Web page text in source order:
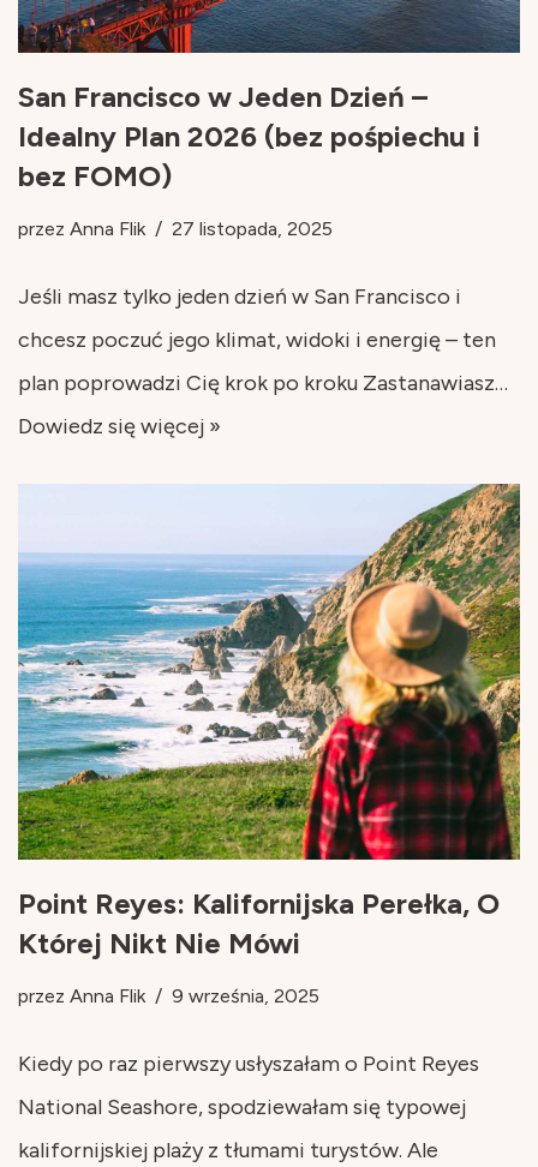
San Francisco w Jeden Dzień –
Idealny Plan 2026 (bez pośpiechu i
bez FOMO)
przez Anna Flik 27 listopada, 2025
Jeśli masz tylko jeden dzień w San Francisco i
chcesz poczuć jego klimat, widoki i energię – ten
plan poprowadzi Cię krok po kroku Zastanawiasz…
Dowiedz się więcej »
Point Reyes: Kalifornijska Perełka, O
Której Nikt Nie Mówi
przez Anna Flik 9 września, 2025
Kiedy po raz pierwszy usłyszałam o Point Reyes
National Seashore, spodziewałam się typowej
kalifornijskiej plaży z tłumami turystów. Ale